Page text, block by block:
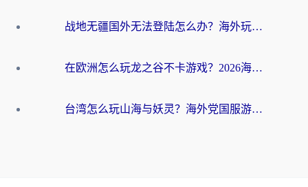
战地无疆国外无法登陆怎么办？海外玩家国服畅玩终极指南（附欧服魔兽EVE加速方案）
在欧洲怎么玩龙之谷不卡游戏？2026海外党国服游戏加速全攻略
台湾怎么玩山海与妖灵？海外党国服游戏加速全攻略，告别延迟卡顿